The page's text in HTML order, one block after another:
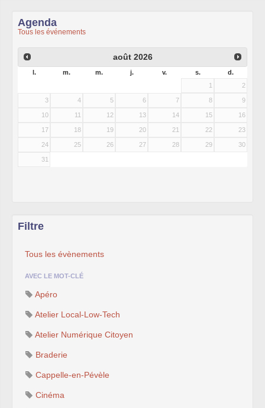
Agenda
Tous les événements
août 2026
l. m. m. j. v. s.
d.
1
2
3 4 5 6 7 8 9
10 11 12 13 14 15 16
17 18 19 20 21 22 23
24 25 26 27 28 29 30
31
Filtre
Tous les évènements
AVEC LE MOT-CLÉ
Apéro
Atelier Local-Low-Tech
Atelier Numérique Citoyen
Braderie
Cappelle-en-Pévèle
Cinéma